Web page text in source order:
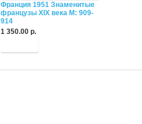
Франция 1951 Знаменитые
французы XIX века М: 909-
914
1 350.00 р.